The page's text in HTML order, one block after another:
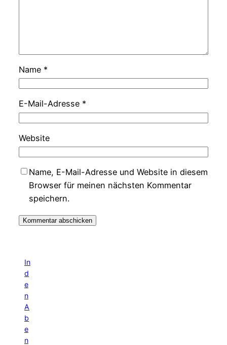
Name *
E-Mail-Adresse *
Website
Name, E-Mail-Adresse und Website in diesem
Browser für meinen nächsten Kommentar
speichern.
In
d
e
n
A
b
e
n